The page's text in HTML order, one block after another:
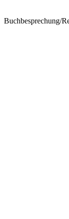
Buchbesprechung/